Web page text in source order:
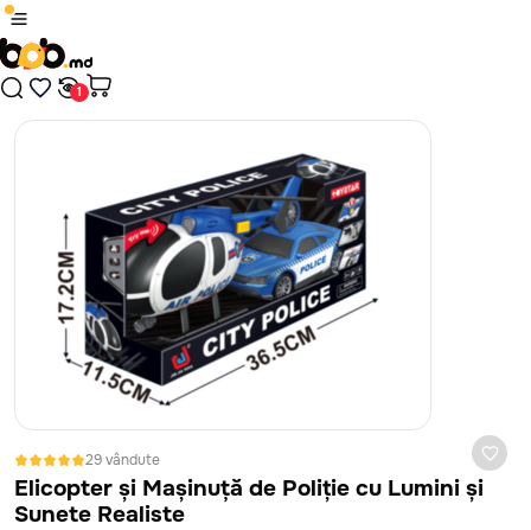
29 vândute
Elicopter și Mașinuță de Poliție cu Lumini și
Sunete Realiste
În cazul în care jucăria nu corespunde ca calitate, este defectă
sau nu arată așa cum te-ai așteptat, ai 14 zile la dispoziție să
ceri banii înapoi sau să schimbi jucăria. Vom prelua jucăria de la
Plăți sigure cu card bancar, prin platforma MAIB, fără
comisioane, indiferent de banca ta.
Nici un rezultat găsit
Produsul a fost adăugat în coș
Continuă cumpărăturile
Treci în coș